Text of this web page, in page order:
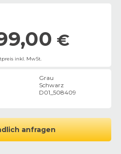
€
inkl. MwSt.
Grau
Schwarz
D01_508409
anfragen